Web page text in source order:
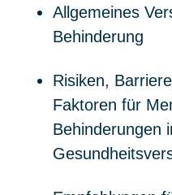
Allgemeines
Behinderung
Risiken,
Faktoren für
Behinderungen